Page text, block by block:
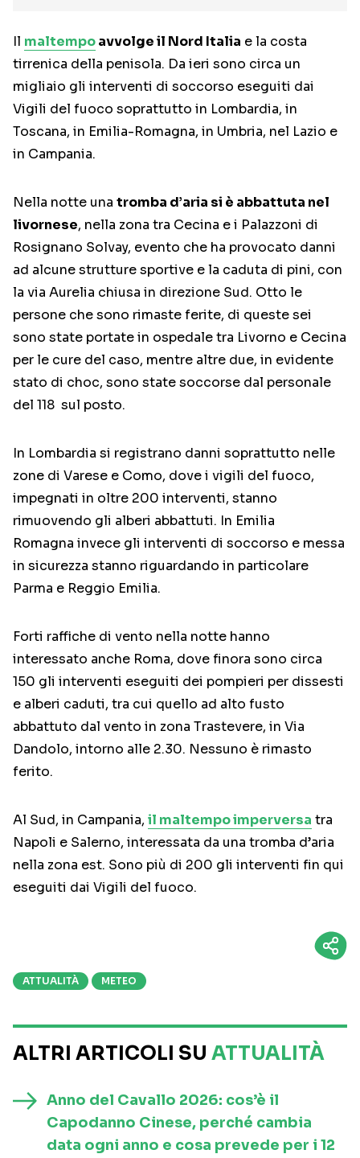
Il maltempoavvolge il Nord Italia e la costa
tirrenica della penisola. Da ieri sono circa un
migliaio gli interventi di soccorso eseguiti dai
Vigili del fuoco soprattutto in Lombardia, in
Toscana, in Emilia-Romagna, in Umbria, nel Lazio e
in Campania.
Nella notte una tromba d’aria si è abbattuta nel
livornese, nella zona tra Cecina e i Palazzoni di
Rosignano Solvay, evento che ha provocato danni
ad alcune strutture sportive e la caduta di pini, con
la via Aurelia chiusa in direzione Sud. Otto le
persone che sono rimaste ferite, di queste sei
sono state portate in ospedale tra Livorno e Cecina
per le cure del caso, mentre altre due, in evidente
stato di choc, sono state soccorse dal personale
del 118 sul posto.
In Lombardia si registrano danni soprattutto nelle
zone di Varese e Como, dove i vigili del fuoco,
impegnati in oltre 200 interventi, stanno
rimuovendo gli alberi abbattuti. In Emilia
Romagna invece gli interventi di soccorso e messa
in sicurezza stanno riguardando in particolare
Parma e Reggio Emilia.
Forti raffiche di vento nella notte hanno
interessato anche Roma, dove finora sono circa
150 gli interventi eseguiti dei pompieri per dissesti
e alberi caduti, tra cui quello ad alto fusto
abbattuto dal vento in zona Trastevere, in Via
Dandolo, intorno alle 2.30. Nessuno è rimasto
ferito.
Al Sud, in Campania, il maltempo imperversa tra
Napoli e Salerno, interessata da una tromba d’aria
nella zona est. Sono più di 200 gli interventi fin qui
eseguiti dai Vigili del fuoco.
ATTUALITÀ METEO
ALTRI ARTICOLI SU ATTUALITÀ
Anno del Cavallo 2026: cos’è il
Capodanno Cinese, perché cambia
data ogni anno e cosa prevede per i 12